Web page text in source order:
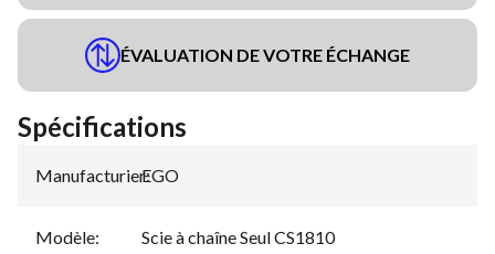
ÉVALUATION DE VOTRE ÉCHANGE
Spécifications
Manufacturier:
EGO
Modèle: Scie à chaîne Seul CS1810